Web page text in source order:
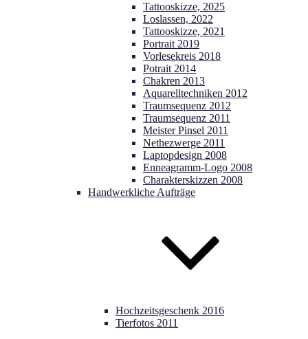
Tattooskizze, 2025
Loslassen, 2022
Tattooskizze, 2021
Portrait 2019
Vorlesekreis 2018
Potrait 2014
Chakren 2013
Aquarelltechniken 2012
Traumsequenz 2012
Traumsequenz 2011
Meister Pinsel 2011
Nethezwerge 2011
Laptopdesign 2008
Enneagramm-Logo 2008
Charakterskizzen 2008
Handwerkliche Aufträge
Hochzeitsgeschenk 2016
Tierfotos 2011